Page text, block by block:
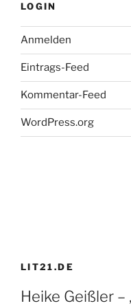
/
WDR
5“
LOGIN
Anmelden
Eintrags-Feed
Kommentar-Feed
WordPress.org
LIT21.DE
Heike Geißler –